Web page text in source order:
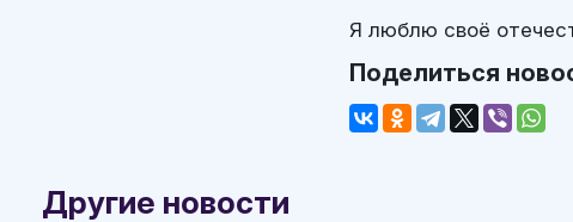
Я люблю своё
Поделиться
Другие новости